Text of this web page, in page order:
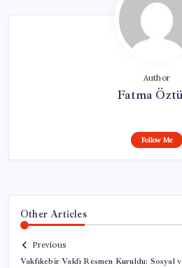
Author
Fatma
Follow Me
Other Articles
Previous
Vakfıkebir Vakfı Resmen Kuruldu: Sosyal